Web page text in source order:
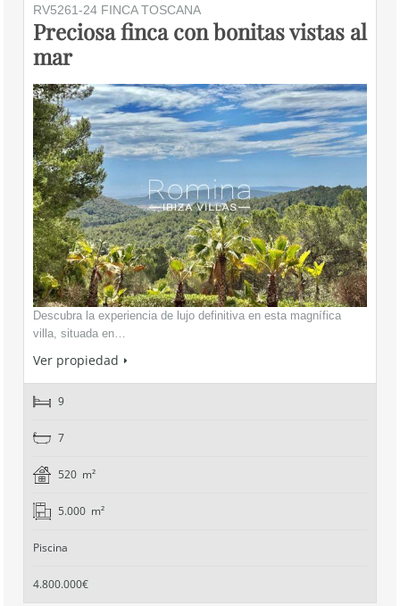
RV5261-24 FINCA TOSCANA
Preciosa finca con bonitas vistas al
mar
Descubra la experiencia de lujo definitiva en esta magnífica
villa, situada en…
Ver propiedad
9
7
520 m²
5.000 m²
Piscina
4.800.000€